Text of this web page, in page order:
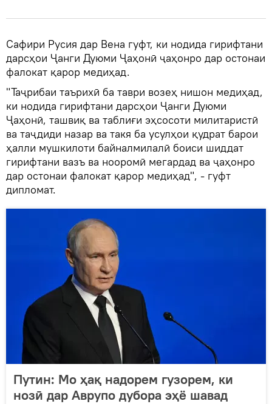
Сафири Русия дар Вена гуфт, ки нодида гирифтани
дарсҳои Ҷанги Дуюми Ҷаҳонӣ ҷаҳонро дар остонаи
фалокат қарор медиҳад.
"Таҷрибаи таърихӣ ба таври возеҳ нишон медиҳад,
ки нодида гирифтани дарсҳои Ҷанги Дуюми
Ҷаҳонӣ, ташвиқ ва таблиғи эҳсосоти милитаристӣ
ва таҷдиди назар ва такя ба усулҳои қудрат барои
ҳалли мушкилоти байналмилалӣ боиси шиддат
гирифтани вазъ ва нооромӣ мегардад ва ҷаҳонро
дар остонаи фалокат қарор медиҳад", - гуфт
дипломат.
Путин: Мо ҳақ надорем гузорем, ки
нозӣ дар Аврупо дубора эҳё шавад